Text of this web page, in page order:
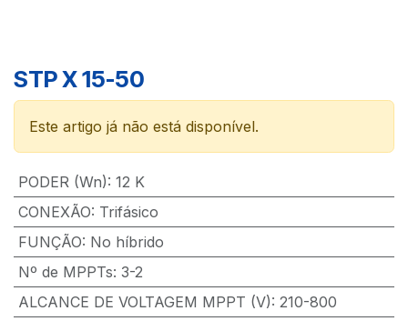
STP X 15-50
Este artigo já não está disponível.
PODER (Wn): 12 K
CONEXÃO: Trifásico
FUNÇÃO: No híbrido
Nº de MPPTs: 3-2
ALCANCE DE VOLTAGEM MPPT (V): 210-800